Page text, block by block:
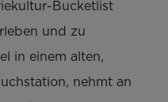
Bucketlist
und zu
in einem alten,
nehmt an